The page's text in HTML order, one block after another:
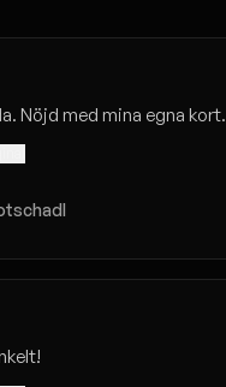
Nöjd med mina egna kort.